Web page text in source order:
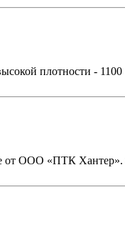
плотности -
от ООО «ПТК Хантер».